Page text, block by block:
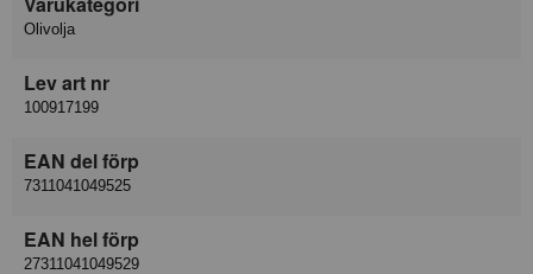
Olivolja
Lev art nr
100917199
EAN del förp
7311041049525
EAN hel förp
27311041049529